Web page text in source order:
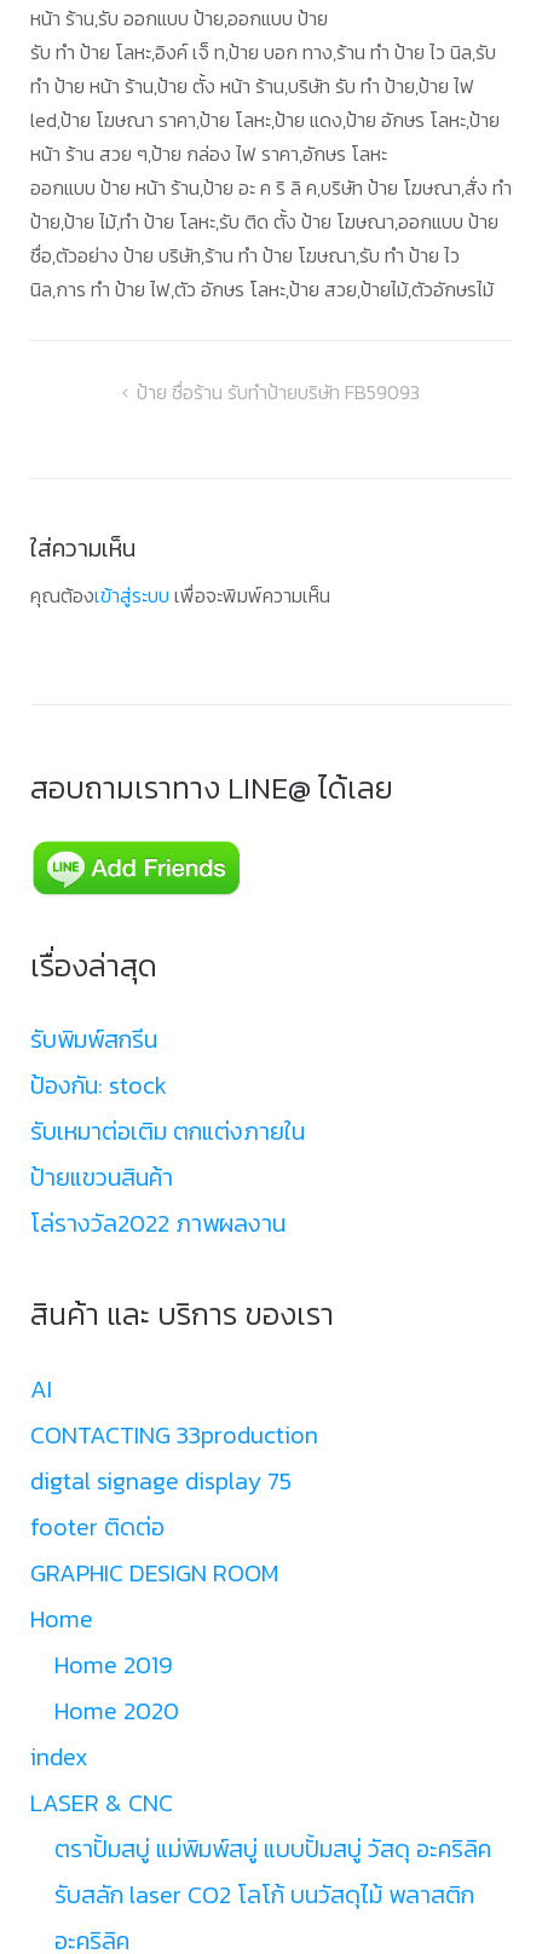
หน้า ร้าน,รับ ออกแบบ ป้าย,ออกแบบ ป้าย
รับ ทำ ป้าย โลหะ,อิงค์ เจ็ ท,ป้าย บอก ทาง,ร้าน ทํา ป้าย ไว นิล,รับ
ทำ ป้าย หน้า ร้าน,ป้าย ตั้ง หน้า ร้าน,บริษัท รับ ทำ ป้าย,ป้าย ไฟ
led,ป้าย โฆษณา ราคา,ป้าย โลหะ,ป้าย แดง,ป้าย อักษร โลหะ,ป้าย
หน้า ร้าน สวย ๆ,ป้าย กล่อง ไฟ ราคา,อักษร โลหะ
ออกแบบ ป้าย หน้า ร้าน,ป้าย อะ ค ริ ลิ ค,บริษัท ป้าย โฆษณา,สั่ง ทำ
ป้าย,ป้าย ไม้,ทำ ป้าย โลหะ,รับ ติด ตั้ง ป้าย โฆษณา,ออกแบบ ป้าย
ชื่อ,ตัวอย่าง ป้าย บริษัท,ร้าน ทำ ป้าย โฆษณา,รับ ทำ ป้าย ไว
นิล,การ ทํา ป้าย ไฟ,ตัว อักษร โลหะ,ป้าย สวย,ป้ายไม้,ตัวอักษรไม้
ป้าย ชื่อร้าน รับทำป้ายบริษัท FB59093
ใส่ความเห็น
คุณต้องเข้าสู่ระบบ เพื่อจะพิมพ์ความเห็น
สอบถามเราทาง LINE@ ได้เลย
เรื่องล่าสุด
รับพิมพ์สกรีน
ป้องกัน: stock
รับเหมาต่อเติม ตกแต่งภายใน
ป้ายแขวนสินค้า
โล่รางวัล2022 ภาพผลงาน
สินค้า และ บริการ ของเรา
AI
CONTACTING 33production
digtal signage display 75
footer ติดต่อ
GRAPHIC DESIGN ROOM
Home
Home 2019
Home 2020
index
LASER & CNC
ตราปั้มสบู่ แม่พิมพ์สบู่ แบบปั้มสบู่ วัสดุ อะคริลิค
รับสลัก laser CO2 โลโก้ บนวัสดุไม้ พลาสติก
อะคริลิค